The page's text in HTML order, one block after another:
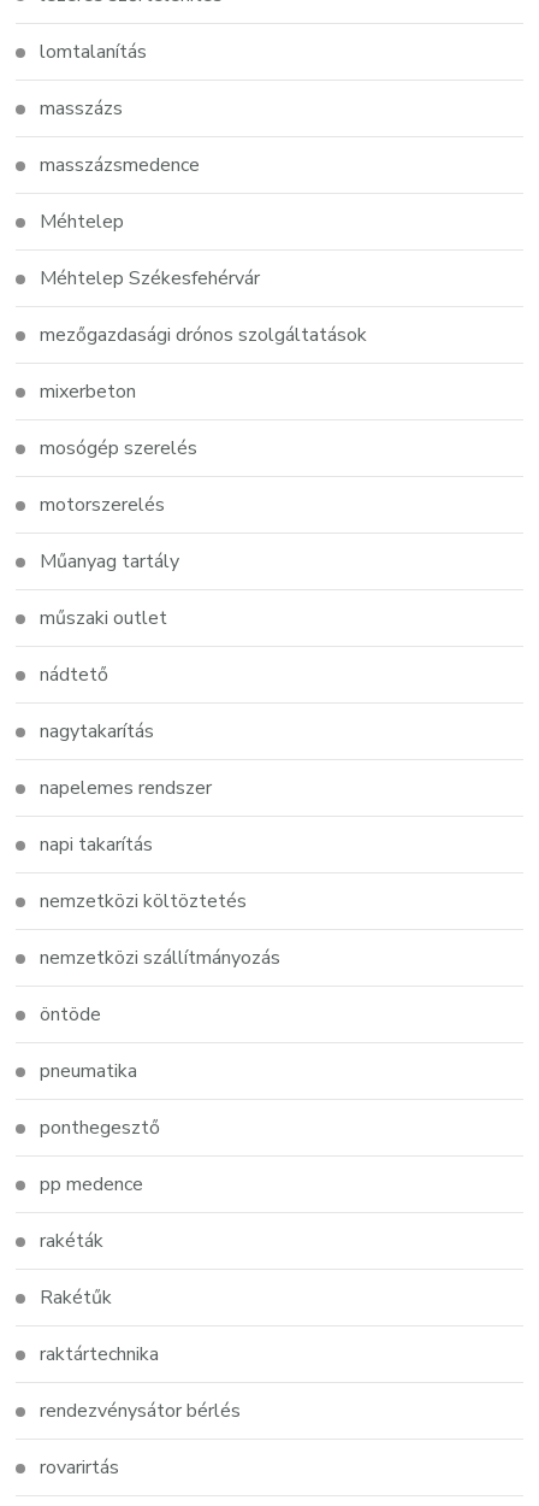
lomtalanítás
masszázs
masszázsmedence
Méhtelep
Méhtelep Székesfehérvár
mezőgazdasági drónos szolgáltatások
mixerbeton
mosógép szerelés
motorszerelés
Műanyag tartály
műszaki outlet
nádtető
nagytakarítás
napelemes rendszer
napi takarítás
nemzetközi költöztetés
nemzetközi szállítmányozás
öntöde
pneumatika
ponthegesztő
pp medence
rakéták
Rakétűk
raktártechnika
rendezvénysátor bérlés
rovarirtás